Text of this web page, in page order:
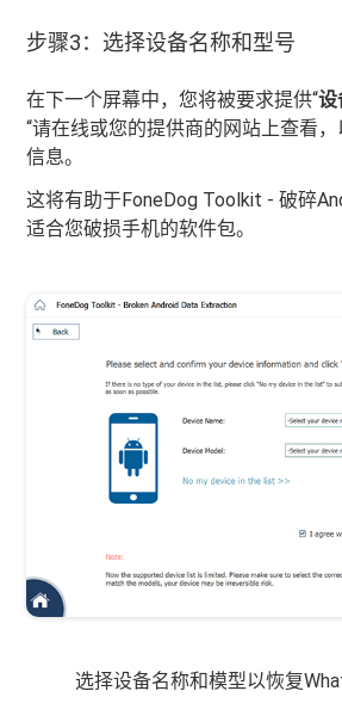
步骤3：选择设备名称和型号
在下一个屏幕中，您将被要求提供“设
“请在线或您的提供商的网站上查看
信息。
这将有助于FoneDog Toolkit - 破碎
适合您破损手机的软件包。
选择设备名称和模型以恢复